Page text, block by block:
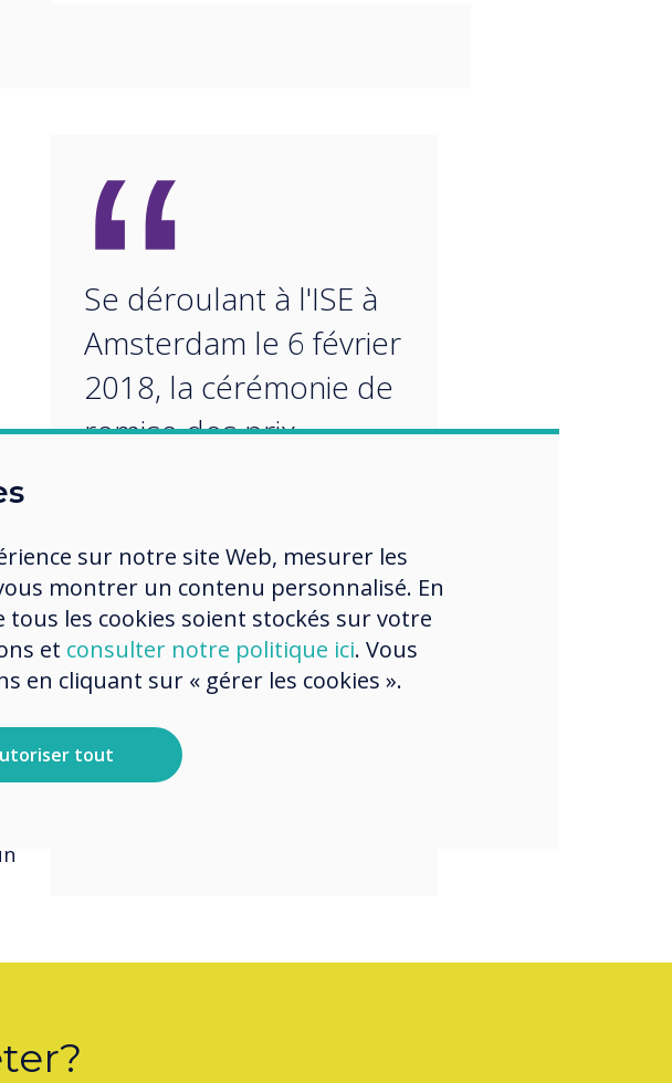
“
Se déroulant à l'ISE à
Amsterdam le 6 février
2018, la cérémonie de
remise des prix
développement et
l'innovation de
produits pionniers lors
d'un rassemblement
d'acteurs d'élite de
l'industrie. »
sur notre site Web, mesurer les
montrer un contenu personnalisé. En
les cookies soient stockés sur votre
et consulter notre politique ici. Vous
en cliquant sur « gérer les cookies ».
tout